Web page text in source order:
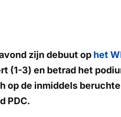
zijn debuut op het
(1-3) en betrad het
op de inmiddels
PDC.